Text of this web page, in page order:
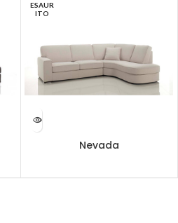
ESAUR
ITO
Nevada